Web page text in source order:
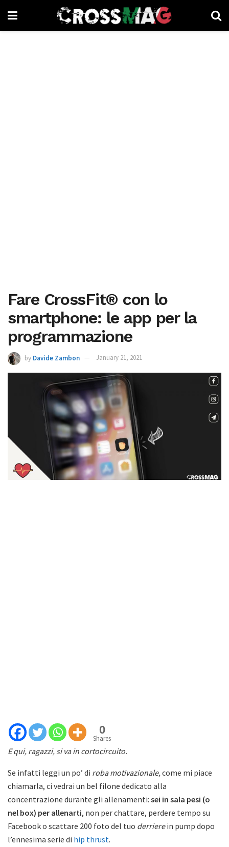
Fare CrossFit® con lo
smartphone: le app per la
programmazione
by Davide Zambon January 21, 2021
0
Shares
E qui, ragazzi, si va in cortocircuito.
Se infatti leggi un po’ di roba motivazionale,come mi piace
chiamarla, ci vedrai un bel filone dedicato alla
concentrazione durante gli allenamenti: sei in sala pesi (o
nel box) per allenarti, non per chattare, perdere tempo su
Facebook o scattare 200 foto del tuo derrierein pump dopo
l’ennesima serie di hip thrust.